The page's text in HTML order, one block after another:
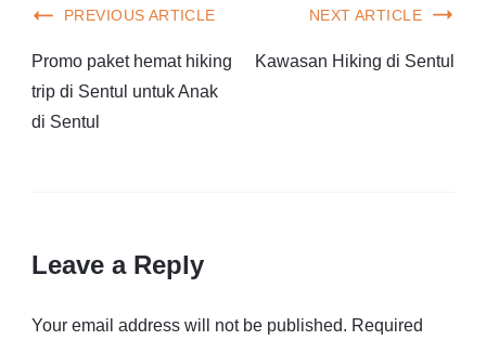
PREVIOUS ARTICLE
Promo paket hemat hiking
trip di Sentul untuk Anak
di Sentul
NEXT ARTICLE
Kawasan Hiking di Sentul
Leave a Reply
Your email address will not be published. Required